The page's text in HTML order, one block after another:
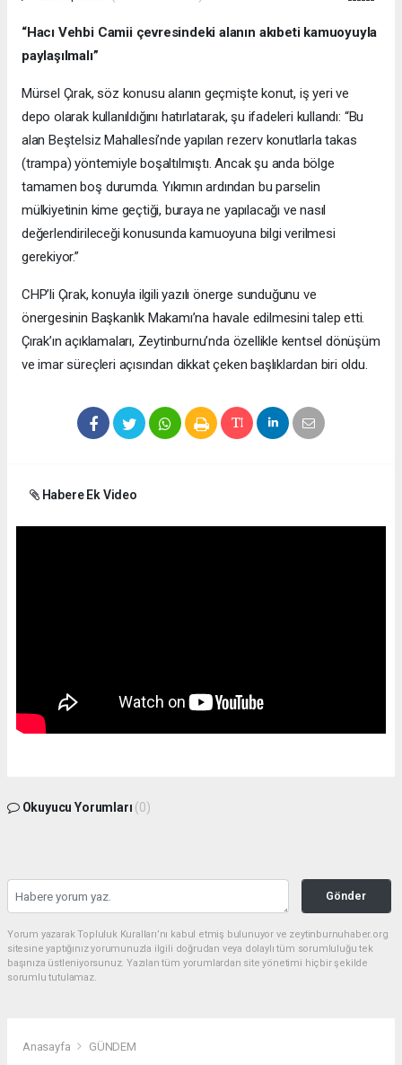
“Hacı Vehbi Camii çevresindeki alanın akıbeti kamuoyuyla
paylaşılmalı”
Mürsel Çırak, söz konusu alanın geçmişte konut, iş yeri ve
depo olarak kullanıldığını hatırlatarak, şu ifadeleri kullandı: “Bu
alan Beştelsiz Mahallesi’nde yapılan rezerv konutlarla takas
(trampa) yöntemiyle boşaltılmıştı. Ancak şu anda bölge
tamamen boş durumda. Yıkımın ardından bu parselin
mülkiyetinin kime geçtiği, buraya ne yapılacağı ve nasıl
değerlendirileceği konusunda kamuoyuna bilgi verilmesi
gerekiyor.”
CHP’li Çırak, konuyla ilgili yazılı önerge sunduğunu ve
önergesinin Başkanlık Makamı’na havale edilmesini talep etti.
Çırak’ın açıklamaları, Zeytinburnu’nda özellikle kentsel dönüşüm
ve imar süreçleri açısından dikkat çeken başlıklardan biri oldu.
Habere Ek Video
Okuyucu Yorumları (0)
Gönder
Yorum yazarak Topluluk Kuralları’nı kabul etmiş bulunuyor ve zeytinburnuhaber.org
sitesine yaptığınız yorumunuzla ilgili doğrudan veya dolaylı tüm sorumluluğu tek
başınıza üstleniyorsunuz. Yazılan tüm yorumlardan site yönetimi hiçbir şekilde
sorumlu tutulamaz.
Anasayfa GÜNDEM